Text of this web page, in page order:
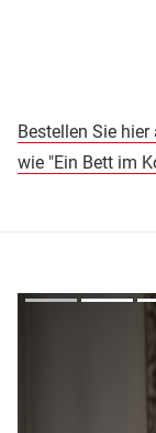
Bestellen Sie
wie "Ein Bett im